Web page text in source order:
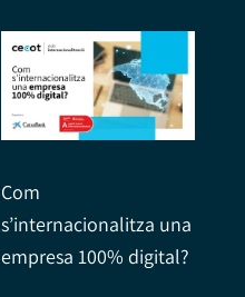
Com
s’internacionalitza una
empresa 100% digital?